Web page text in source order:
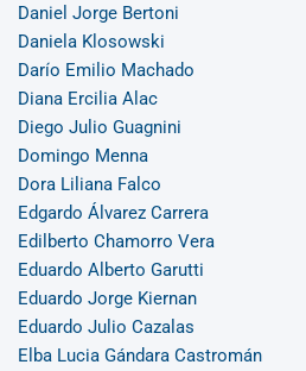
Daniel Jorge Bertoni
Daniela Klosowski
Darío Emilio Machado
Diana Ercilia Alac
Diego Julio Guagnini
Domingo Menna
Dora Liliana Falco
Edgardo Álvarez Carrera
Edilberto Chamorro Vera
Eduardo Alberto Garutti
Eduardo Jorge Kiernan
Eduardo Julio Cazalas
Elba Lucia Gándara Castromán